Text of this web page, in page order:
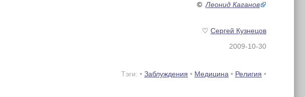
© Леонид Каганов
♡ Сергей Кузнецов
2009-10-30
Тэги: • Заблуждения • Медицина • Религия •